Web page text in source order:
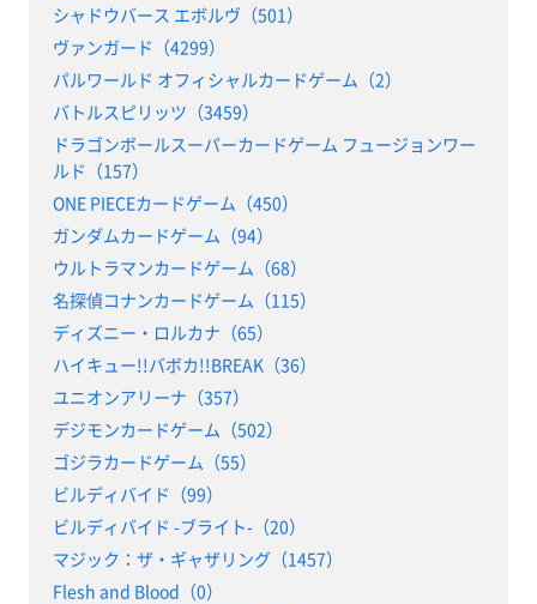
シャドウバース エボルヴ（501）
ヴァンガード（4299）
パルワールド オフィシャルカードゲーム（2）
バトルスピリッツ（3459）
ドラゴンボールスーパーカードゲーム フュージョンワー
ルド（157）
ONE PIECEカードゲーム（450）
ガンダムカードゲーム（94）
ウルトラマンカードゲーム（68）
名探偵コナンカードゲーム（115）
ディズニー・ロルカナ（65）
ハイキュー!!バボカ!!BREAK（36）
ユニオンアリーナ（357）
デジモンカードゲーム（502）
ゴジラカードゲーム（55）
ビルディバイド（99）
ビルディバイド -ブライト-（20）
マジック：ザ・ギャザリング（1457）
Flesh and Blood（0）